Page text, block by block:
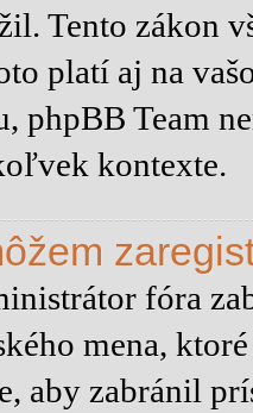
Tento zákon
platí aj na
phpBB Team
kontexte.
fóra
mena,
aby zabránil